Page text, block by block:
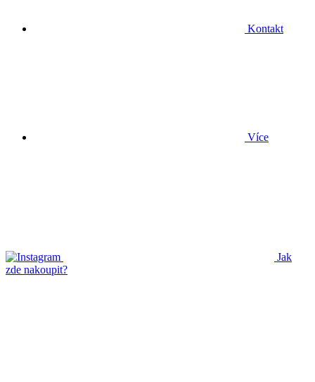
Kontakt
Více
Jak
zde nakoupit?